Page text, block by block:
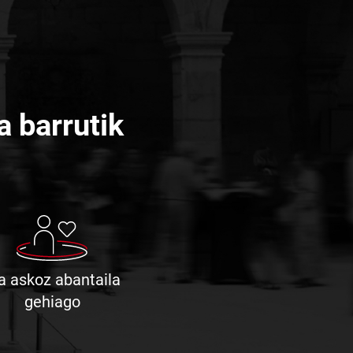
barrutik
askoz abantaila
gehiago